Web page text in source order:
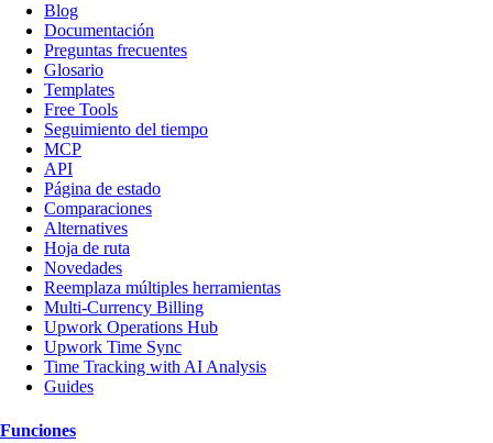
Blog
Documentación
Preguntas frecuentes
Glosario
Templates
Free Tools
Seguimiento del tiempo
MCP
API
Página de estado
Comparaciones
Alternatives
Hoja de ruta
Novedades
Reemplaza múltiples herramientas
Multi-Currency Billing
Upwork Operations Hub
Upwork Time Sync
Time Tracking with AI Analysis
Guides
Funciones